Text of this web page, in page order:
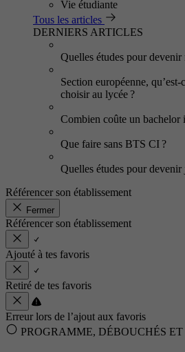
Vie étudiante
Tous les articles
DERNIERS ARTICLES
Quelles études pour devenir
Section européenne,
choisir au lycée ?
Combien coûte un bachelor
Que faire sans BTS CI ?
Quelles études pour devenir
Référencer son établissement
Fermer
Référencer son établissement
Ajouté à tes favoris
Retiré de tes favoris
Erreur lors de l’ajout aux favoris
PROGRAMME, DÉBOUCHÉS ET